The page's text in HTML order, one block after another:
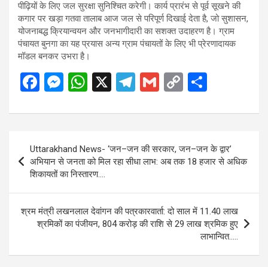
पीढ़ियों के लिए जल सुरक्षा सुनिश्चित करेगी। कार्य प्रारंभ से पूर्व सूखने की
कगार पर खड़ा गतवा तालाब आज जल से परिपूर्ण दिखाई देता है, जो सुशासन,
योजनाबद्ध क्रियान्वयन और जनभागीदारी का सशक्त उदाहरण है। ग्राम
पंचायत बुनगा का यह प्रयास अन्य ग्राम पंचायतों के लिए भी प्रेरणादायक
मॉडल बनकर उभरा है।
F
ce
o
o
k
M
se
g
er
W
at
A
p
p
X
T
e
gr
a
G
ail
C
py
n
ar
e
navigation
Uttarakhand News- ‘जन–जन की सरकार, जन–जन के द्वार’
अभियान से जनता को मिल रहा सीधा लाभ: अब तक 18 हजार से अधिक
शिकायतों का निस्तारण….
श्रम मंत्री लखनलाल देवांगन की पत्रकारवार्ता: दो साल में 11.40 लाख
श्रमिकों का पंजीयन, 804 करोड़ की राशि से 29 लाख श्रमिक हुए
लाभान्वित…..